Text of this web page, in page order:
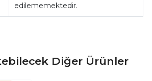
edilememektedir.
Diğer Ürünler